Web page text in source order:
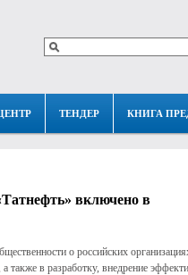
ТЕНДЕР КНИГА
включено в
о российских
также в разработку, внедрение